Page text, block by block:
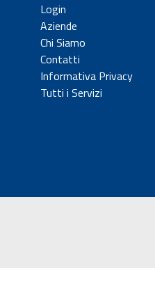
Login
Aziende
Chi Siamo
Contatti
Informativa Privacy
Tutti i Servizi